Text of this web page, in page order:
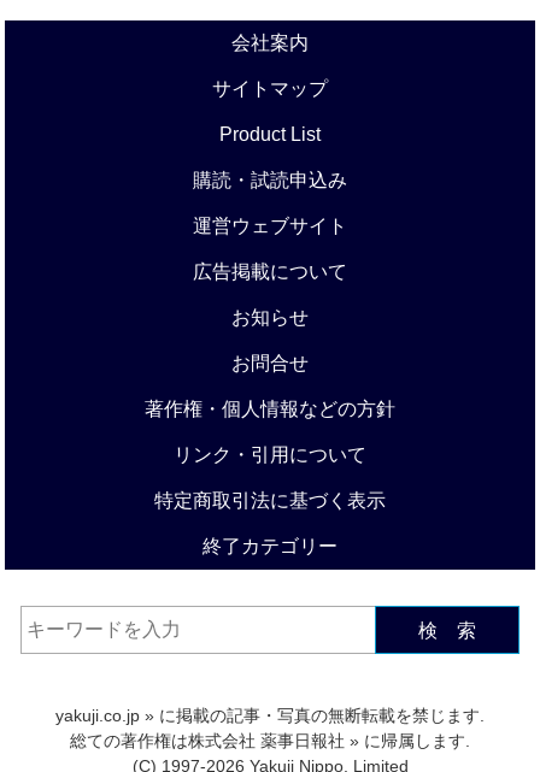
会社案内
サイトマップ
Product List
購読・試読申込み
運営ウェブサイト
広告掲載について
お知らせ
お問合せ
著作権・個人情報などの方針
リンク・引用について
特定商取引法に基づく表示
終了カテゴリー
検 索
yakuji.co.jp » に掲載の記事・写真の無断転載を禁じます.
総ての著作権は株式会社 薬事日報社 » に帰属します.
(C) 1997-2026 Yakuji Nippo, Limited